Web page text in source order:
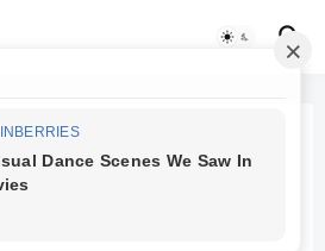
Secara
Install